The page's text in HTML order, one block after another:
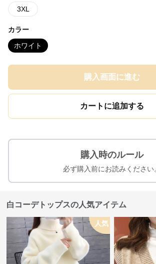
3XL
カラー
ホワイト
購入画面に進む
カートに追加する
購入時のルール
必ず購入前にお読みください
白コーデトップスの人気アイテム
人気